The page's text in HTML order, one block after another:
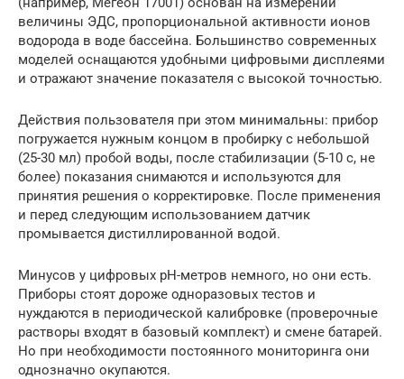
величины ЭДС, пропорциональной активности ионов
водорода в воде бассейна. Большинство современных
моделей оснащаются удобными цифровыми дисплеями
и отражают значение показателя с высокой точностью.
Действия пользователя при этом минимальны: прибор
погружается нужным концом в пробирку с небольшой
(25-30 мл) пробой воды, после стабилизации (5-10 с, не
более) показания снимаются и используются для
принятия решения о корректировке. После применения
и перед следующим использованием датчик
промывается дистиллированной водой.
Минусов у цифровых рН-метров немного, но они есть.
Приборы стоят дороже одноразовых тестов и
нуждаются в периодической калибровке (проверочные
растворы входят в базовый комплект) и смене батарей.
Но при необходимости постоянного мониторинга они
однозначно окупаются.